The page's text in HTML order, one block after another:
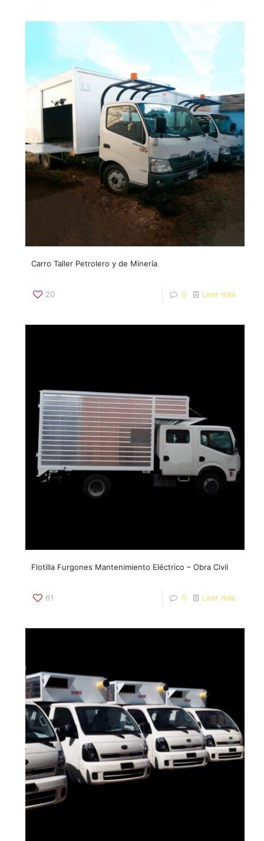
Carro Taller Petrolero y de Minería
20 0 Leer más
Flotilla Furgones Mantenimiento Eléctrico – Obra Civil
61 0 Leer más